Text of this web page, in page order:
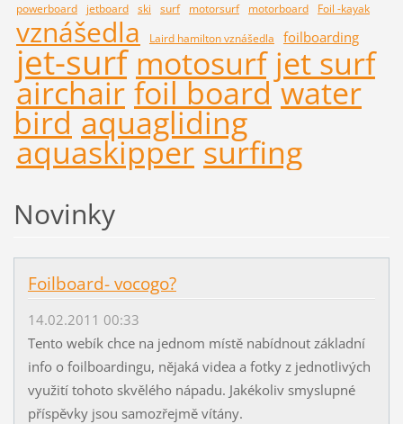
powerboard
jetboard ski surf motorsurf motorboard Foil -kayak
vznášedla Laird hamilton vznášedla foilboarding
jet-surf motosurf jet surf
airchair foil board water
bird aquagliding
aquaskipper surfing
Novinky
Foilboard- vocogo?
14.02.2011 00:33
Tento webík chce na jednom místě nabídnout základní
info o foilboardingu, nějaká videa a fotky z jednotlivých
využití tohoto skvělého nápadu. Jakékoliv smyslupné
příspěvky jsou samozřejmě vítány.